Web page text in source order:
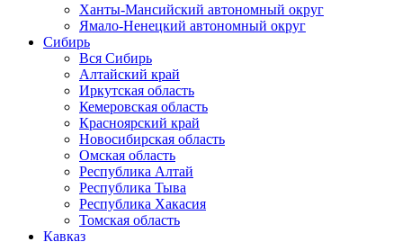
Ханты-Мансийский автономный округ
Ямало-Ненецкий автономный округ
Сибирь
Вся Сибирь
Алтайский край
Иркутская область
Кемеровская область
Красноярский край
Новосибирская область
Омская область
Республика Алтай
Республика Тыва
Республика Хакасия
Томская область
Кавказ